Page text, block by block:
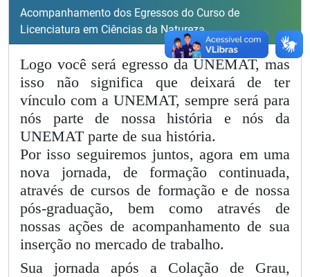
Acompanhamento dos Egressos do Curso de
Licenciatura em Ciências da Natureza
Logo você será egresso da UNEMAT, mas
isso não significa que deixará de ter
vínculo com a UNEMAT, sempre será para
nós parte de nossa história e nós da
UNEMAT parte de sua história.
Por isso seguiremos juntos, agora em uma
nova jornada, de formação continuada,
através de cursos de formação e de nossa
pós-graduação, bem como através de
nossas ações de acompanhamento de sua
inserção no mercado de trabalho.
Sua jornada após a Colação de Grau,